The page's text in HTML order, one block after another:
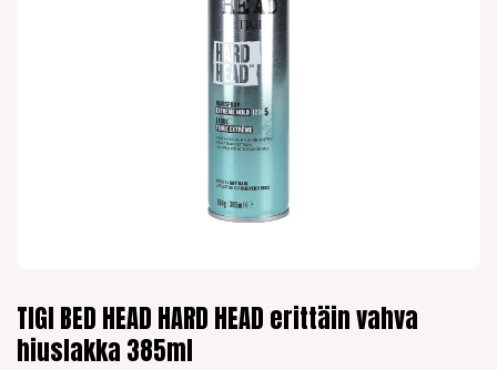
TIGI BED HEAD HARD HEAD erittäin vahva
hiuslakka 385ml